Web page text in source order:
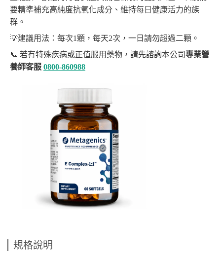
要精準補充高純度抗氧化成分、維持每日健康活力的族
群。
💡建議用法：每次1顆，每天2次，一日請勿超過二顆。
📞 若有特殊疾病或正值服用藥物，請先諮詢本公司專業營
養師客服 0800-860988
規格說明